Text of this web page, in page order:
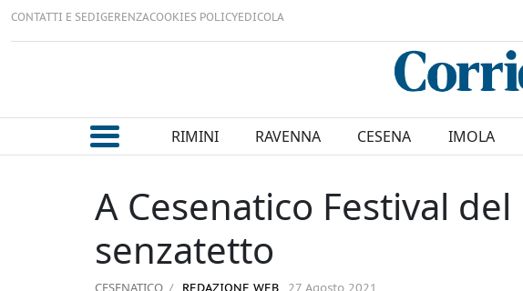
CONTATTI E SEDIGERENZACOOKIES POLICYEDICOLA
RIMINI RAVENNA CESENA IMOLA
A Cesenatico Festival
senzatetto
CESENATICO